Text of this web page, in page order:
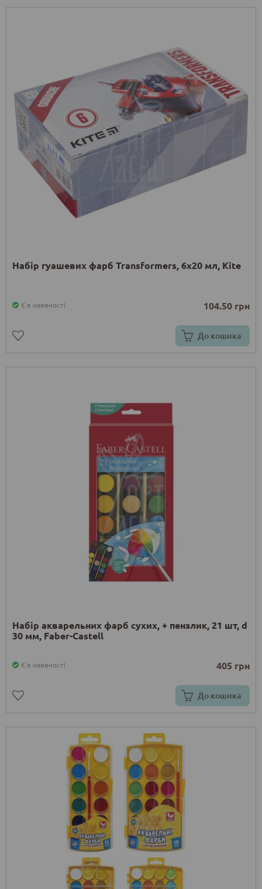
Набір гуашевих фарб Transformers, 6х20 мл, Kite
Є в наявності 104.50 грн
До кошика
Набір акварельних фарб сухих, + пензлик, 21 шт, d
30 мм, Faber-Castell
Є в наявності 405 грн
До кошика